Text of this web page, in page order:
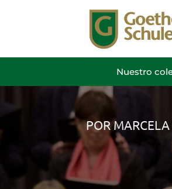
Nuestro
POR